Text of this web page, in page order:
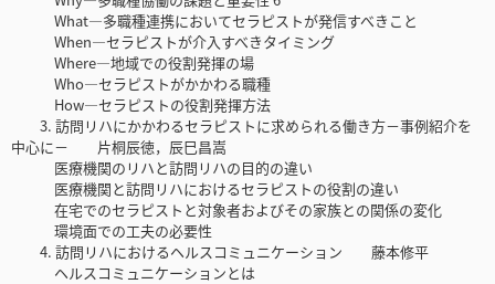
What―多職種連携においてセラピストが発信すべきこと
When―セラピストが介入すべきタイミング
Where―地域での役割発揮の場
Who―セラピストがかかわる職種
How―セラピストの役割発揮方法
3. 訪問リハにかかわるセラピストに求められる働き方－事例紹介を
中心に－ 片桐辰徳，辰巳昌嵩
医療機関のリハと訪問リハの目的の違い
医療機関と訪問リハにおけるセラピストの役割の違い
在宅でのセラピストと対象者およびその家族との関係の変化
環境面での工夫の必要性
4. 訪問リハにおけるヘルスコミュニケーション 藤本修平
ヘルスコミュニケーションとは